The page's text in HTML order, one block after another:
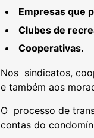
Empresas que
Clubes de
Cooperativas.
Nos sindicatos,
e também aos
O processo de
contas do